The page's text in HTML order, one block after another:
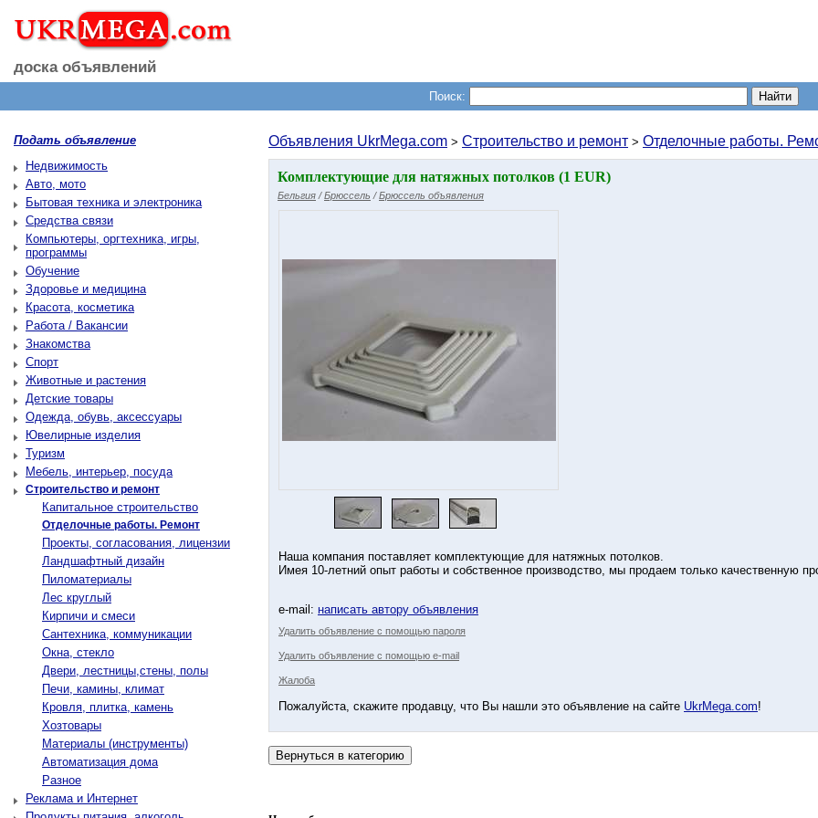
доска объявлений
Поиск:
Подать объявление
Недвижимость
Авто, мото
Бытовая техника и электроника
Средства связи
Компьютеры, оргтехника, игры,
программы
Обучение
Здоровье и медицина
Красота, косметика
Работа / Вакансии
Знакомства
Спорт
Животные и растения
Детские товары
Одежда, обувь, аксессуары
Ювелирные изделия
Туризм
Мебель, интерьер, посуда
Строительство и ремонт
Капитальное строительство
Отделочные работы. Ремонт
Проекты, согласования, лицензии
Ландшафтный дизайн
Пиломатериалы
Лес круглый
Кирпичи и смеси
Сантехника, коммуникации
Окна, стекло
Двери, лестницы,стены, полы
Печи, камины, климат
Кровля, плитка, камень
Хозтовары
Материалы (инструменты)
Автоматизация дома
Разное
Реклама и Интернет
Объявления UkrMega.com > Строительство и ремонт > Отделочные работы.
Комплектующие для натяжных потолков (1 EUR)
Бельгия /Брюссель /Брюссель объявления
Наша компания поставляет комплектующие для натяжных потолков.
Имея 10-летний опыт работы и собственное производство, мы продаем только качественную
e-mail: написать автору объявления
Удалить объявление с помощью пароля
Удалить объявление с помощью e-mail
Жалоба
Пожалуйста, скажите продавцу, что Вы нашли это объявление на сайте UkrMega.com!